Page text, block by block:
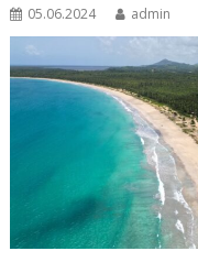
05.06.2024 admin